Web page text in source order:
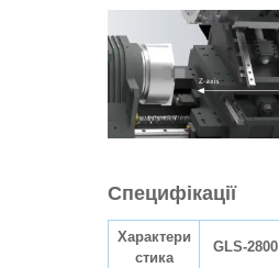
Специфікації
Характери
стика
GLS-2800